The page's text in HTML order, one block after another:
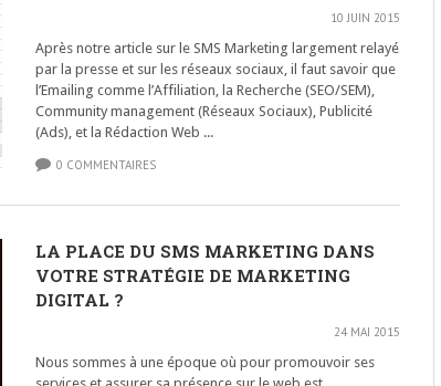
10 JUIN 2015
Après notre article sur le SMS Marketing largement relayé
par la presse et sur les réseaux sociaux, il faut savoir que
l’Emailing comme l’Affiliation, la Recherche (SEO/SEM),
Community management (Réseaux Sociaux), Publicité
(Ads), et la Rédaction Web ...
0 COMMENTAIRES
LA PLACE DU SMS MARKETING DANS
VOTRE STRATÉGIE DE MARKETING
DIGITAL ?
24 MAI 2015
Nous sommes à une époque où pour promouvoir ses